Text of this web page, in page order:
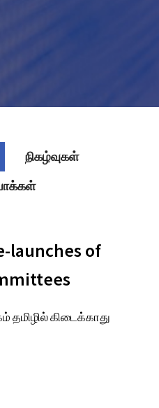
நிகழ்வுகள்
launches of
கிடைக்காது